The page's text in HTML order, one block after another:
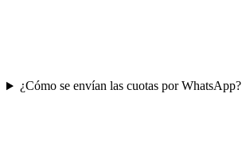
¿Cómo se envían las cuotas por WhatsApp?